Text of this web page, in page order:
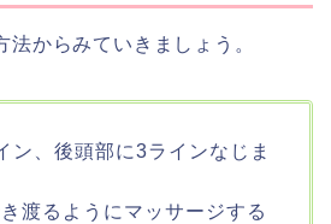
法からみていきましょう。
ン、後頭部に3ラインなじま
渡るようにマッサージする